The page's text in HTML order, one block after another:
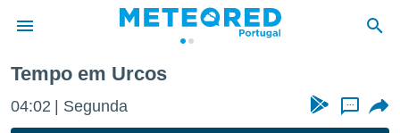
da
Tempo em Urcos
04:02 Segunda ...